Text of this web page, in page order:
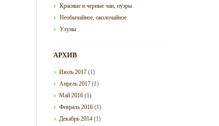
Красные и черные чаи, пуэры
Необычайное, околочайное
Улуны
АРХИВ
Июль2017 (1)
Апрель2017 (1)
Май2016 (1)
Февраль2016 (1)
Декабрь2014 (1)